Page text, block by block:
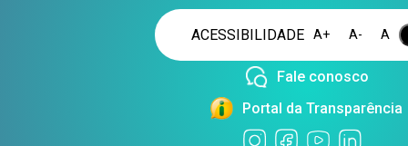
ACESSIBILIDADE A+ A- A
Fale conosco
Portal da Transparência